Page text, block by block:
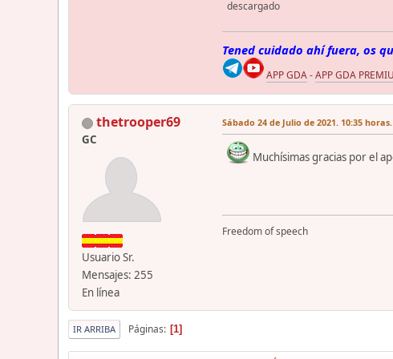
descargado
Tened cuidado ahí fuera, os
APP GDA-APP GDA
thetrooper69
GC
Usuario Sr.
Mensajes: 255
En línea
Sábado 24 de Julio de 2021. 10:35 horas.
Muchísimas gracias por el
Freedom of speech
IR ARRIBA Páginas 1